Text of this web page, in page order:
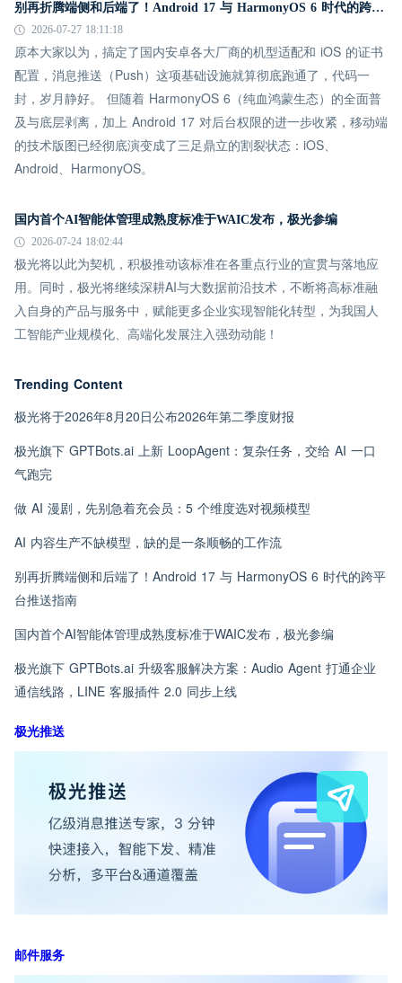
别再折腾端侧和后端了！Android 17 与 HarmonyOS 6 时代的跨平台推送指南
2026-07-27 18:11:18
原本大家以为，搞定了国内安卓各大厂商的机型适配和 iOS 的证书
配置，消息推送（Push）这项基础设施就算彻底跑通了，代码一
封，岁月静好。 但随着 HarmonyOS 6（纯血鸿蒙生态）的全面普
及与底层剥离，加上 Android 17 对后台权限的进一步收紧，移动端
的技术版图已经彻底演变成了三足鼎立的割裂状态：iOS、
Android、HarmonyOS。
国内首个AI智能体管理成熟度标准于WAIC发布，极光参编
2026-07-24 18:02:44
极光将以此为契机，积极推动该标准在各重点行业的宣贯与落地应
用。同时，极光将继续深耕AI与大数据前沿技术，不断将高标准融
入自身的产品与服务中，赋能更多企业实现智能化转型，为我国人
工智能产业规模化、高端化发展注入强劲动能！
Trending Content
极光将于2026年8月20日公布2026年第二季度财报
极光旗下 GPTBots.ai 上新 LoopAgent：复杂任务，交给 AI 一口
气跑完
做 AI 漫剧，先别急着充会员：5 个维度选对视频模型
AI 内容生产不缺模型，缺的是一条顺畅的工作流
别再折腾端侧和后端了！Android 17 与 HarmonyOS 6 时代的跨平
台推送指南
国内首个AI智能体管理成熟度标准于WAIC发布，极光参编
极光旗下 GPTBots.ai 升级客服解决方案：Audio Agent 打通企业
通信线路，LINE 客服插件 2.0 同步上线
极光推送
邮件服务